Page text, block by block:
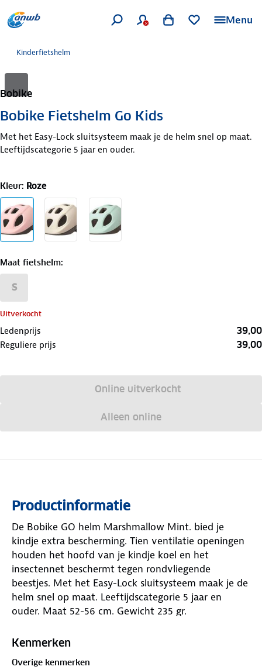
Menu
Kinderfietshelm
Bobike
Bobike Fietshelm Go Kids
Met het Easy-Lock sluitsysteem maak je de helm snel op maat.
Leeftijdscategorie 5 jaar en ouder.
Kleur: Roze
Maat fietshelm:
S
Uitverkocht
Ledenprijs 39,00
Reguliere prijs 39,00
Online uitverkocht
Alleen online
Productinformatie
De Bobike GO helm Marshmallow Mint. bied je
kindje extra bescherming. Tien ventilatie openingen
houden het hoofd van je kindje koel en het
insectennet beschermt tegen rondvliegende
beestjes. Met het Easy-Lock sluitsysteem maak je de
helm snel op maat. Leeftijdscategorie 5 jaar en
ouder. Maat 52-56 cm. Gewicht 235 gr.
Kenmerken
Overige kenmerken